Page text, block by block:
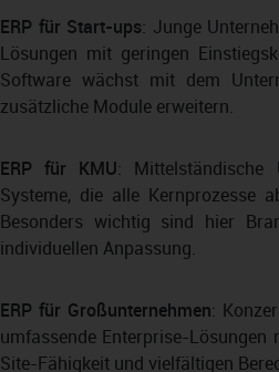
ERP für Start-ups: Junge
Lösungen mit geringen
Software wächst mit dem
zusätzliche Module erweitern.
ERP für KMU: Mittelständische
Systeme, die alle Kernprozesse
Besonders wichtig sind hier
individuellen Anpassung.
ERP für Großunternehmen:
umfassende Enterprise-
Site-Fähigkeit und vielfältigen